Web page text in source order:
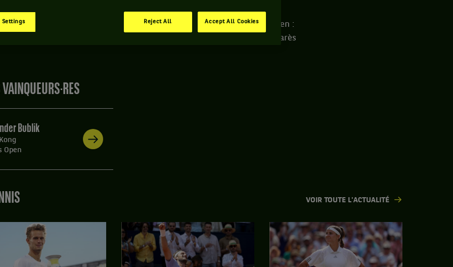
informations du tournoi de tennis Bank Of China Hong Kong Tennis Open :
direct, actualités des joueurs, prochains matchs... Et parcourez le palmarès
Bublik
Open
VOIR TOUTE L'ACTUALITÉ
Settings Reject All Accept All Cookies